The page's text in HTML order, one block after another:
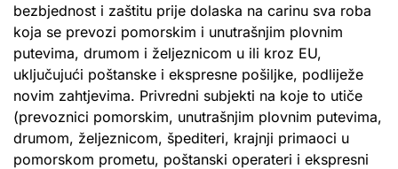
bezbjednost i zaštitu prije dolaska na carinu sva roba
koja se prevozi pomorskim i unutrašnjim plovnim
putevima, drumom i željeznicom u ili kroz EU,
uključujući poštanske i ekspresne pošiljke, podliježe
novim zahtjevima. Privredni subjekti na koje to utiče
(prevoznici pomorskim, unutrašnjim plovnim putevima,
drumom, željeznicom, špediteri, krajnji primaoci u
pomorskom prometu, poštanski operateri i ekspresni